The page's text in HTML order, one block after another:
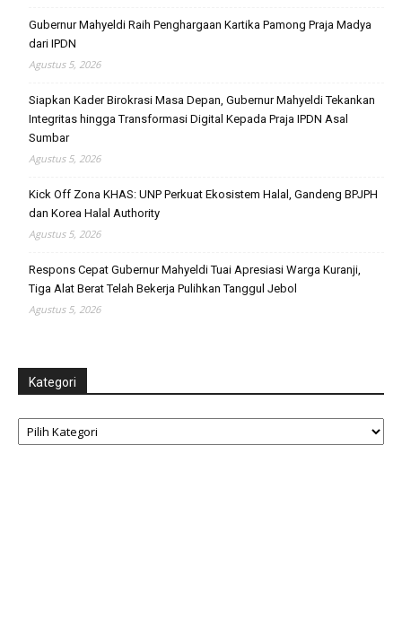
Gubernur Mahyeldi Raih Penghargaan Kartika Pamong Praja Madya
dari IPDN
Agustus 5, 2026
Siapkan Kader Birokrasi Masa Depan, Gubernur Mahyeldi Tekankan
Integritas hingga Transformasi Digital Kepada Praja IPDN Asal
Sumbar
Agustus 5, 2026
Kick Off Zona KHAS: UNP Perkuat Ekosistem Halal, Gandeng BPJPH
dan Korea Halal Authority
Agustus 5, 2026
Respons Cepat Gubernur Mahyeldi Tuai Apresiasi Warga Kuranji,
Tiga Alat Berat Telah Bekerja Pulihkan Tanggul Jebol
Agustus 5, 2026
Kategori